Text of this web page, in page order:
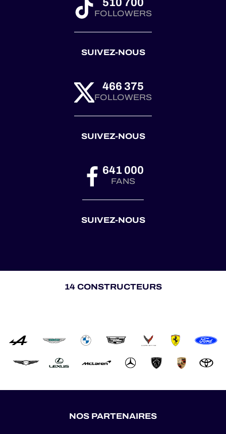
FOLLOWERS
SUIVEZ-NOUS
466 375
FOLLOWERS
SUIVEZ-NOUS
641 000
FANS
SUIVEZ-NOUS
14 CONSTRUCTEURS
NOS PARTENAIRES